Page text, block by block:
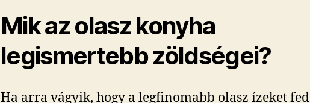
Mik az olasz konyha
legismertebb zöldségei?
Ha arra vágyik, hogy a legfinomabb olasz ízeket